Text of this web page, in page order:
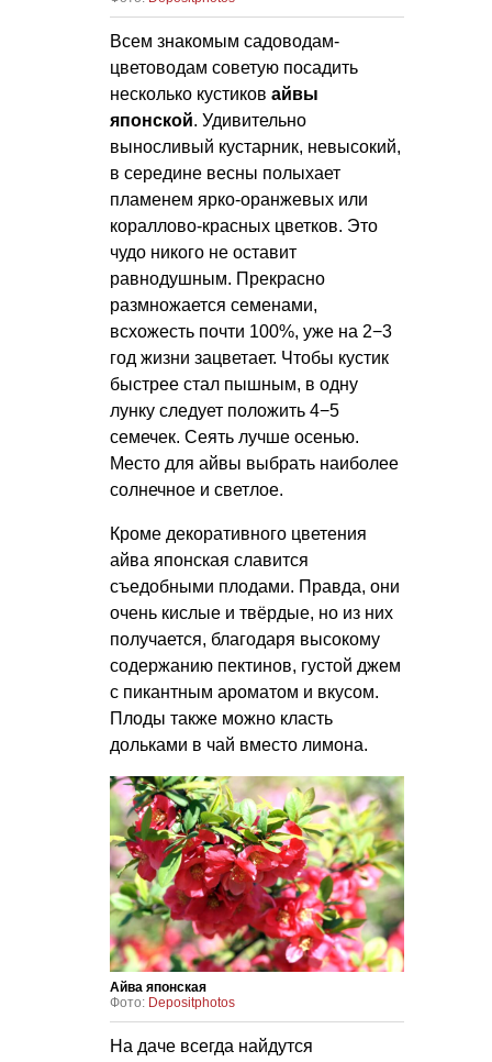
Всем знакомым садоводам-
цветоводам советую посадить
несколько кустиков айвы
японской. Удивительно
выносливый кустарник, невысокий,
в середине весны полыхает
пламенем ярко-оранжевых или
кораллово-красных цветков. Это
чудо никого не оставит
равнодушным. Прекрасно
размножается семенами,
всхожесть почти 100%, уже на 2−3
год жизни зацветает. Чтобы кустик
быстрее стал пышным, в одну
лунку следует положить 4−5
семечек. Сеять лучше осенью.
Место для айвы выбрать наиболее
солнечное и светлое.
Кроме декоративного цветения
айва японская славится
съедобными плодами. Правда, они
очень кислые и твёрдые, но из них
получается, благодаря высокому
содержанию пектинов, густой джем
с пикантным ароматом и вкусом.
Плоды также можно класть
дольками в чай вместо лимона.
Айва японская
Фото: Depositphotos
На даче всегда найдутся